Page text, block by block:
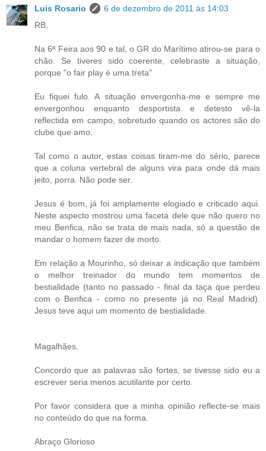
Luis Rosario
6 de dezembro de 2011 às 14:03
RB,
Na 6ª Feira aos 90 e tal, o GR do Marítimo atirou-se para o
chão. Se tiveres sido coerente, celebraste a situação,
porque "o fair play é uma treta"
Eu fiquei fulo. A situação envergonha-me e sempre me
envergonhou enquanto desportista e detesto vê-la
reflectida em campo, sobretudo quando os actores são do
clube que amo.
Tal como o autor, estas coisas tiram-me do sério, parece
que a coluna vertebral de alguns vira para onde dá mais
jeito, porra. Não pode ser.
Jesus é bom, já foi amplamente elogiado e criticado aqui.
Neste aspecto mostrou uma faceta dele que não quero no
meu Benfica, não se trata de mais nada, só a questão de
mandar o homem fazer de morto.
Em relação a Mourinho, só deixar a indicação que também
o melhor treinador do mundo tem momentos de
bestialidade (tanto no passado - final da taça que perdeu
com o Benfica - como no presente já no Real Madrid).
Jesus teve aqui um momento de bestialidade.
Magalhães,
Concordo que as palavras são fortes, se tivesse sido eu a
escrever seria menos acutilante por certo.
Por favor considera que a minha opinião reflecte-se mais
no conteúdo do que na forma.
Abraço Glorioso